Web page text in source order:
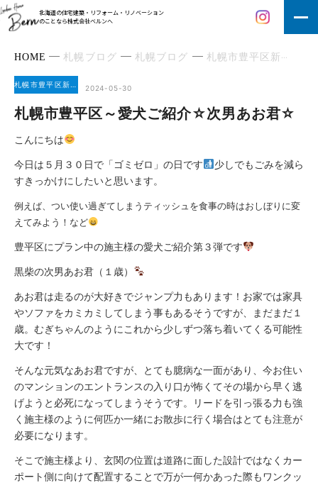
北海道の住宅建築・リフォーム・リノベーション
のことなら株式会社ベルンへ
HOME 札幌ブログ 札幌ブログ 札幌市豊平区新築
札幌市豊平区新築 2024-05-30
札幌市豊平区～愛犬ご紹介☆次男あお君☆
こんにちは
今日は５月３０日で「ゴミゼロ」の日です
少しでもごみを減ら
すきっかけにしたいと思います。
例えば、つい使い過ぎてしまうティッシュを食事の時はおしぼりに変
えてみよう！など
豊平区にプラン中の施主様の愛犬ご紹介第３弾です
黒柴の次男あお君（１歳）
あお君は走るのが大好きでジャンプ力もあります！お家では家具
やソファをカミカミしてしまう事もあるそうですが、まだまだ１
歳。むぎちゃんのようにこれから少しずつ落ち着いてくる可能性
大です！
そんな元気なあお君ですが、とても臆病な一面があり、今お住い
のマンションのエントランスの入り口が怖くてその場から早く逃
げようと必死になってしまうそうです。リードを引っ張る力も強
く施主様のように何匹か一緒にお散歩に行く場合はとても注意が
必要になります。
そこで施主様より、玄関の位置は道路に面した設計ではなくカー
ポート側に向けて配置することで万が一何かあった際もワンクッ